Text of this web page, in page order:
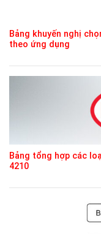
Bảng khuyến nghị
theo ứng dụng
Bảng tổng hợp các
4210